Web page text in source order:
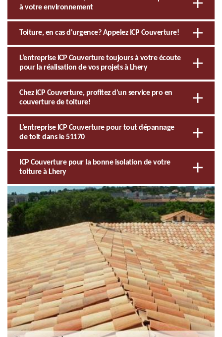
à votre environnement
Toiture, en cas d'urgence? Appelez ICP Couverture!
L’entreprise ICP Couverture toujours à votre écoute
pour la réalisation de vos projets à Lhery
Chez ICP Couverture, profitez d'un service pro en
couverture de toiture!
L’entreprise ICP Couverture pour tout dépannage
de toit dans le 51170
ICP Couverture pour la bonne isolation de votre
toiture à Lhery